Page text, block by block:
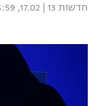
חדשות 13 17.02, 15:59